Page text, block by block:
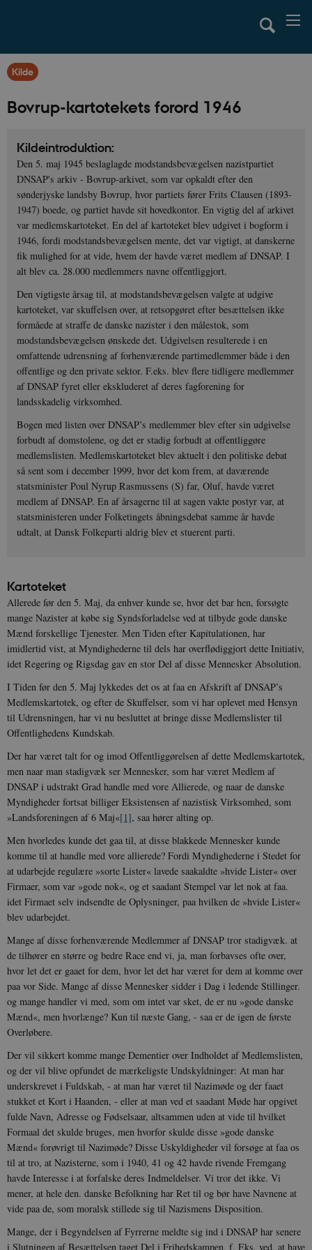
Kilde
Bovrup-kartotekets forord 1946
Kildeintroduktion:
Den 5. maj 1945 beslaglagde modstandsbevægelsen nazistpartiet
DNSAP's arkiv - Bovrup-arkivet, som var opkaldt efter den
sønderjyske landsby Bovrup, hvor partiets fører Frits Clausen (1893-
1947) boede, og partiet havde sit hovedkontor. En vigtig del af arkivet
var medlemskartoteket. En del af kartoteket blev udgivet i bogform i
1946, fordi modstandsbevægelsen mente, det var vigtigt, at danskerne
fik mulighed for at vide, hvem der havde været medlem af DNSAP. I
alt blev ca. 28.000 medlemmers navne offentliggjort.
Den vigtigste årsag til, at modstandsbevægelsen valgte at udgive
kartoteket, var skuffelsen over, at retsopgøret efter besættelsen ikke
formåede at straffe de danske nazister i den målestok, som
modstandsbevægelsen ønskede det. Udgivelsen resulterede i en
omfattende udrensning af forhenværende partimedlemmer både i den
offentlige og den private sektor. F.eks. blev flere tidligere medlemmer
af DNSAP fyret eller ekskluderet af deres fagforening for
landsskadelig virksomhed.
Bogen med listen over DNSAP’s medlemmer blev efter sin udgivelse
forbudt af domstolene, og det er stadig forbudt at offentliggøre
medlemslisten. Medlemskartoteket blev aktuelt i den politiske debat
så sent som i december 1999, hvor det kom frem, at daværende
statsminister Poul Nyrup Rasmussens (S) far, Oluf, havde været
medlem af DNSAP. En af årsagerne til at sagen vakte postyr var, at
statsministeren under Folketingets åbningsdebat samme år havde
udtalt, at Dansk Folkeparti aldrig blev et stuerent parti.
Kartoteket
Allerede før den 5. Maj, da enhver kunde se, hvor det bar hen, forsøgte
mange Nazister at købe sig Syndsforladelse ved at tilbyde gode danske
Mænd forskellige Tjenester. Men Tiden efter Kapitulationen, har
imidlertid vist, at Myndighederne til dels har overflødiggjort dette Initiativ,
idet Regering og Rigsdag gav en stor Del af disse Mennesker Absolution.
I Tiden før den 5. Maj lykkedes det os at faa en Afskrift af DNSAP’s
Medlemskartotek, og efter de Skuffelser, som vi har oplevet med Hensyn
til Udrensningen, har vi nu besluttet at bringe disse Medlemslister til
Offentlighedens Kundskab.
Der har været talt for og imod Offentliggørelsen af dette Medlemskartotek,
men naar man stadigvæk ser Mennesker, som har været Medlem af
DNSAP i udstrakt Grad handle med vore Allierede, og naar de danske
Myndigheder fortsat billiger Eksistensen af nazistisk Virksomhed, som
»Landsforeningen af 6 Maj«[1], saa hører alting op.
Men hvorledes kunde det gaa til, at disse blakkede Mennesker kunde
komme til at handle med vore allierede? Fordi Myndighederne i Stedet for
at udarbejde regulære »sorte Lister« lavede saakaldte »hvide Lister« over
Fir­maer, som var »gode nok«, og et saadant Stempel var let nok at faa.
idet Firmaet selv indsendte de Oplysninger, paa hvilken de »hvide Lister«
blev udarbejdet.
Mange af disse forhenværende Medlemmer af DNSAP tror stadigvæk. at
de tilhører en større og bedre Race end vi, ja, man forbavses ofte over,
hvor let det er gaaet for dem, hvor let det har været for dem at komme over
paa vor Side. Mange af disse Mennesker sidder i Dag i ledende Stillinger.
og mange handler vi med, som om intet var sket, de er nu »gode danske
Mænd«, men hvorlænge? Kun til næste Gang, - saa er de igen de første
Overløbere.
Der vil sikkert komme mange Dementier over Indholdet af Medlemslis­ten,
og der vil blive opfundet de mærkeligste Undskyldninger: At man har
underskrevet i Fuldskab, - at man har været til Nazimøde og der faaet
stuk­ket et Kort i Haanden, - eller at man ved et saadant Møde har opgivet
fulde Navn, Adresse og Fødselsaar, altsammen uden at vide til hvilket
Formaal det skulde bruges, men hvorfor skulde disse »gode danske
Mænd« forøvrigt til Nazimøde? Disse Uskyldigheder vil forsøge at faa os
til at tro, at Nazisterne, som i 1940, 41 og 42 havde rivende Fremgang
havde Interesse i at forfalske deres Indmeldelser. Vi tror det ikke. Vi
mener, at hele den. danske Befolkning har Ret til og bør have Navnene at
vide paa de, som moralsk stillede sig til Nazismens Disposition.
Mange, der i Begyndelsen af Fyrrerne meldte sig ind i DNSAP har senere
i Slutningen af Besættelsen taget Del i Frihedskampen, f. Eks. ved. at have